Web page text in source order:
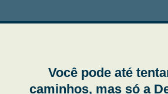
Você pode até
caminhos, mas só a